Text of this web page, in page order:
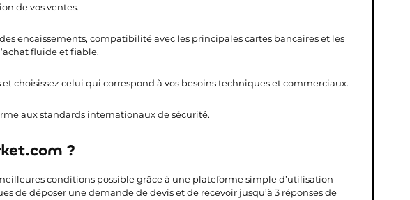
de vos ventes.
encaissements, compatibilité avec les principales cartes bancaires et les
fluide et fiable.
et choisissez celui qui correspond à vos besoins techniques et commerciaux.
aux standards internationaux de sécurité.
?
conditions possible grâce à une plateforme simple d’utilisation
de déposer une demande de devis et de recevoir jusqu’à 3 réponses de